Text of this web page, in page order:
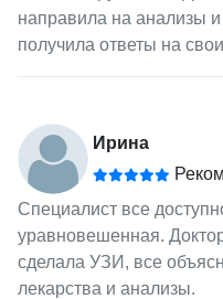
направила на анализы
получила ответы на
Ирина
Специалист все
уравновешенная.
сделала УЗИ, все
лекарства и анализы.